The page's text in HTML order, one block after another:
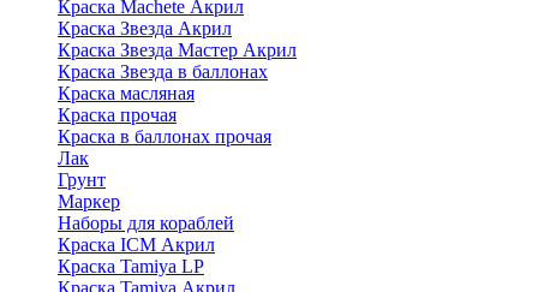
Краска Machete Акрил
Краска Звезда Акрил
Краска Звезда Мастер Акрил
Краска Звезда в баллонах
Краска масляная
Краска прочая
Краска в баллонах прочая
Лак
Грунт
Маркер
Наборы для кораблей
Краска ICM Акрил
Краска Tamiya LP
Краска Tamiya Акрил